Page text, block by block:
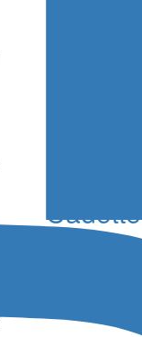
Cadette
05 Agosto